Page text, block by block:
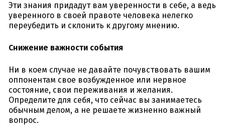
Эти знания придадут вам уверенности в себе, а ведь
уверенного в своей правоте человека нелегко
переубедить и склонить к другому мнению.
Снижение важности события
Ни в коем случае не давайте почувствовать вашим
оппонентам свое возбужденное или нервное
состояние, свои переживания и желания.
Определите для себя, что сейчас вы занимаетесь
обычным делом, а не решаете жизненно важный
вопрос.